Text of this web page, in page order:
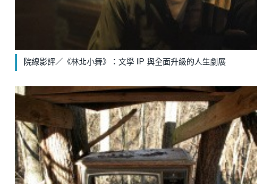
院線影評／《林北小舞》：文學 IP 與全面升級的人生劇展